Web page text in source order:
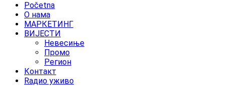
Početna
O нама
МАРКЕТИНГ
ВИЈЕСТИ
Невесиње
Промо
Регион
Контакт
Rадио уживо